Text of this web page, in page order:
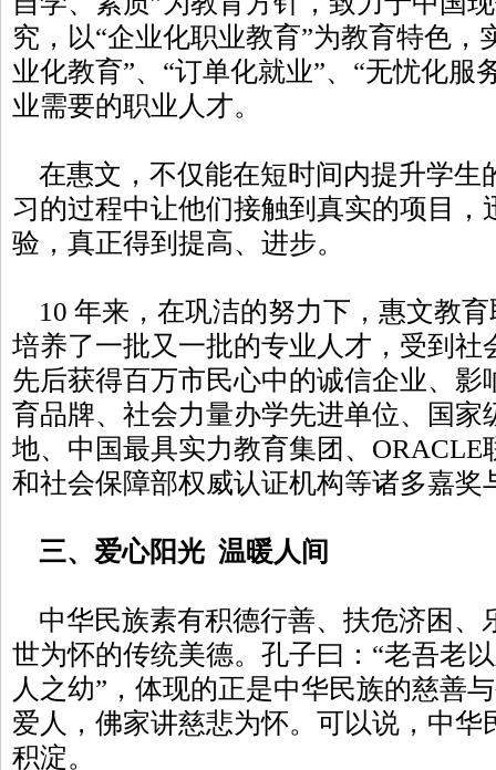
究，以“企业化职业教育”为教育特色，
业化教育”、“订单化就业”、“无忧化服
业需要的职业人才。
在惠文，不仅能在短时间内提升学生
习的过程中让他们接触到真实的项目，
验，真正得到提高、进步。
10 年来，在巩洁的努力下，惠文教
培养了一批又一批的专业人才，受到社
先后获得百万市民心中的诚信企业、影
育品牌、社会力量办学先进单位、国家
地、中国最具实力教育集团、
和社会保障部权威认证机构等诸多嘉奖
三、爱心阳光 温暖人间
中华民族素有积德行善、扶危济困、
世为怀的传统美德。孔子曰：“老吾老
人之幼”，体现的正是中华民族的慈善
爱人，佛家讲慈悲为怀。可以说，中华
积淀。